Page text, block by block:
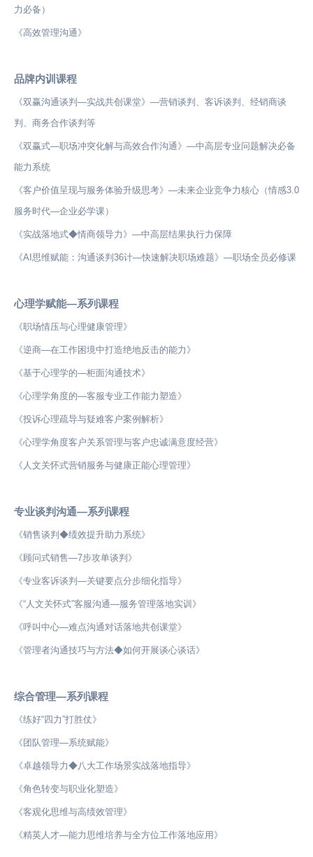
力必备）
《高效管理沟通》
品牌内训课程
《双赢沟通谈判—实战共创课堂》—营销谈判、客诉谈判、经销商谈
判、商务合作谈判等
《双赢式—职场冲突化解与高效合作沟通》—中高层专业问题解决必备
能力系统
《客户价值呈现与服务体验升级思考》—未来企业竞争力核心（情感3.0
服务时代—企业必学课）
《实战落地式◆情商领导力》—中高层结果执行力保障
《AI思维赋能：沟通谈判36计—快速解决职场难题》—职场全员必修课
心理学赋能—系列课程
《职场情压与心理健康管理》
《逆商—在工作困境中打造绝地反击的能力》
《基于心理学的—柜面沟通技术》
《心理学角度的—客服专业工作能力塑造》
《投诉心理疏导与疑难客户案例解析》
《心理学角度客户关系管理与客户忠诚满意度经营》
《人文关怀式营销服务与健康正能心理管理》
专业谈判沟通—系列课程
《销售谈判◆绩效提升助力系统》
《顾问式销售—7步攻单谈判》
《专业客诉谈判—关键要点分步细化指导》
《“人文关怀式”客服沟通—服务管理落地实训》
《呼叫中心—难点沟通对话落地共创课堂》
《管理者沟通技巧与方法◆如何开展谈心谈话》
综合管理—系列课程
《练好“四力”打胜仗》
《团队管理—系统赋能》
《卓越领导力◆八大工作场景实战落地指导》
《角色转变与职业化塑造》
《客观化思维与高绩效管理》
《精英人才—能力思维培养与全方位工作落地应用》